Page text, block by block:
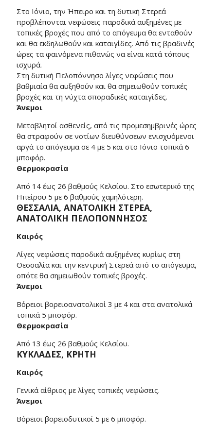
Στο Ιόνιο, την Ήπειρο και τη δυτική Στερεά
προβλέπονται νεφώσεις παροδικά αυξημένες με
τοπικές βροχές που από το απόγευμα θα ενταθούν
και θα εκδηλωθούν και καταιγίδες. Από τις βραδινές
ώρες τα φαινόμενα πιθανώς να είναι κατά τόπους
ισχυρά.
Στη δυτική Πελοπόννησο λίγες νεφώσεις που
βαθμιαία θα αυξηθούν και θα σημειωθούν τοπικές
βροχές και τη νύχτα σποραδικές καταιγίδες.
Άνεμοι
Μεταβλητοί ασθενείς, από τις προμεσημβρινές ώρες
θα στραφούν σε νοτίων διευθύνσεων ενισχυόμενοι
αργά το απόγευμα σε 4 με 5 και στο Ιόνιο τοπικά 6
μποφόρ.
Θερμοκρασία
Από 14 έως 26 βαθμούς Κελσίου. Στο εσωτερικό της
Ηπείρου 5 με 6 βαθμούς χαμηλότερη.
ΘΕΣΣΑΛΙΑ, ΑΝΑΤΟΛΙΚΗ ΣΤΕΡΕΑ,
ΑΝΑΤΟΛΙΚΗ ΠΕΛΟΠΟΝΝΗΣΟΣ
Καιρός
Λίγες νεφώσεις παροδικά αυξημένες κυρίως στη
Θεσσαλία και την κεντρική Στερεά από το απόγευμα,
οπότε θα σημειωθούν τοπικές βροχές.
Άνεμοι
Βόρειοι βορειοανατολικοί 3 με 4 και στα ανατολικά
τοπικά 5 μποφόρ.
Θερμοκρασία
Από 13 έως 26 βαθμούς Κελσίου.
ΚΥΚΛΑΔΕΣ, ΚΡΗΤΗ
Καιρός
Γενικά αίθριος με λίγες τοπικές νεφώσεις.
Άνεμοι
Βόρειοι βορειοδυτικοί 5 με 6 μποφόρ.